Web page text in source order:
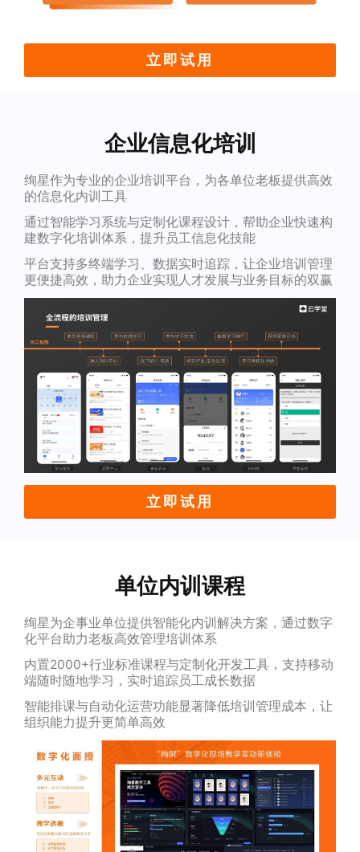
立即试用
企业信息化培训
绚星作为专业的企业培训平台，为各单位老板提供高效
的信息化内训工具
通过智能学习系统与定制化课程设计，帮助企业快速构
建数字化培训体系，提升员工信息化技能
平台支持多终端学习、数据实时追踪，让企业培训管理
更便捷高效，助力企业实现人才发展与业务目标的双赢
立即试用
单位内训课程
绚星为企事业单位提供智能化内训解决方案，通过数字
化平台助力老板高效管理培训体系
内置2000+行业标准课程与定制化开发工具，支持移动
端随时随地学习，实时追踪员工成长数据
智能排课与自动化运营功能显著降低培训管理成本，让
组织能力提升更简单高效